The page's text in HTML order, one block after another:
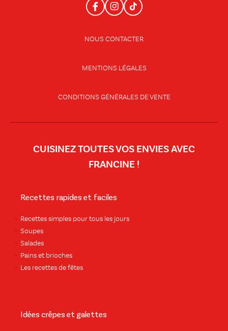
NOUS CONTACTER
MENTIONS LÉGALES
CONDITIONS GÉNÉRALES DE VENTE
CUISINEZ TOUTES VOS ENVIES AVEC
FRANCINE !
Recettes rapides et faciles
Recettes simples pour tous les jours
Soupes
Salades
Pains et brioches
Les recettes de fêtes
Idées crêpes et galettes